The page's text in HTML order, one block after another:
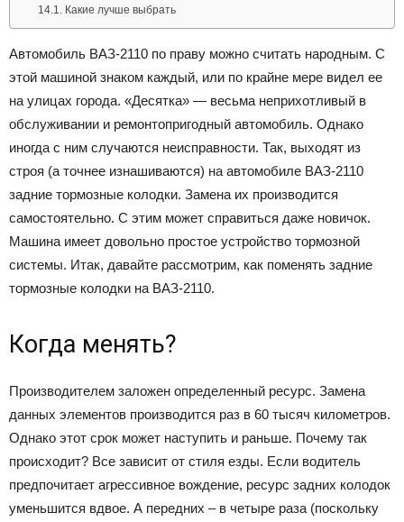
Какие лучше выбрать
Автомобиль ВАЗ-2110 по праву можно считать народным. С
этой машиной знаком каждый, или по крайне мере видел ее
на улицах города. «Десятка» — весьма неприхотливый в
обслуживании и ремонтопригодный автомобиль. Однако
иногда с ним случаются неисправности. Так, выходят из
строя (а точнее изнашиваются) на автомобиле ВАЗ-2110
задние тормозные колодки. Замена их производится
самостоятельно. С этим может справиться даже новичок.
Машина имеет довольно простое устройство тормозной
системы. Итак, давайте рассмотрим, как поменять задние
тормозные колодки на ВАЗ-2110.
Когда менять?
Производителем заложен определенный ресурс. Замена
данных элементов производится раз в 60 тысяч километров.
Однако этот срок может наступить и раньше. Почему так
происходит? Все зависит от стиля езды. Если водитель
предпочитает агрессивное вождение, ресурс задних колодок
уменьшится вдвое. А передних – в четыре раза (поскольку